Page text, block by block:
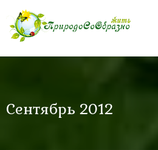
content
Сентябрь 2012